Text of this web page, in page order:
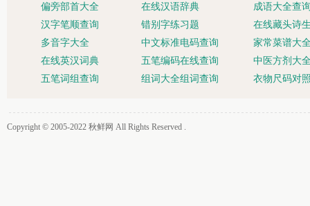
偏旁部首大全
在线汉语辞典
汉字笔顺查询
错别字练习题
多音字大全
中文标准电码查询
在线英汉词典
五笔编码在线查询
五笔词组查询
组词大全组词查询
成语大全查
在线藏头诗
家常菜谱大
中医方剂大
衣物尺码对
Copyright © 2005-2022 秋鲜网 All Rights Reserved .